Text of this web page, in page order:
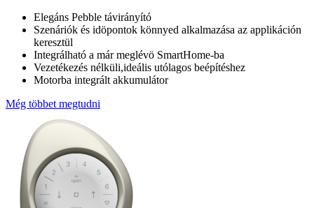
Elegáns Pebble távirányító
Szenáriók és idöpontok könnyed alkalmazása az applikáción
keresztül
Integrálható a már meglévö SmartHome-ba
Vezetékezés nélküli,ideális utólagos beépítéshez
Motorba integrált akkumulátor
Még többet megtudni